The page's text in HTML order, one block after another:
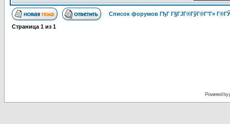
Список форумов ГђГ Г§ГЈГ®ГўГ®Г°Г»
Страница 1 из 1
Powered by